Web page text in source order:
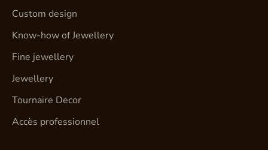
Custom design
Know-how of Jewellery
Fine jewellery
Jewellery
Tournaire Decor
Accès professionnel